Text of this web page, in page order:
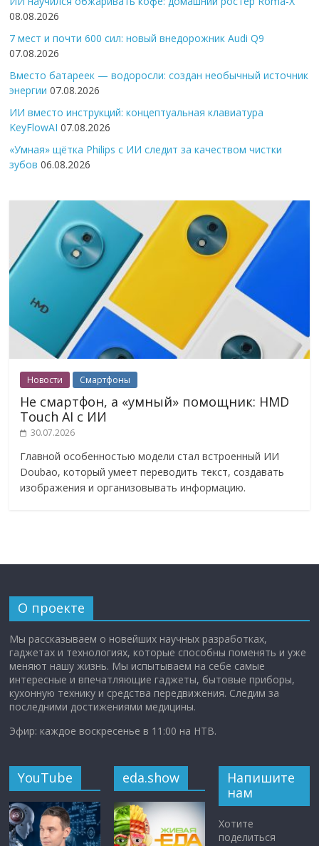
08.08.2026
7 мест и почти 600 сил: новый внедорожник Audi Q9
07.08.2026
Вместо батареек — водоросли: создан необычный источник
энергии 07.08.2026
ИИ вместо инструкций: концептуальная клавиатура
KeyFlowAI 07.08.2026
«Умная» щётка Philips с ИИ следит за качеством чистки
зубов 06.08.2026
Новости Смартфоны
Не смартфон, а «умный» помощник: HMD
Touch AI с ИИ
30.07.2026
Главной особенностью модели стал встроенный ИИ
Doubao, который умеет переводить текст, создавать
изображения и организовывать информацию.
О проекте
Мы рассказываем о новейших научных разработках,
гаджетах и технологиях, которые способны поменять и уже
меняют нашу жизнь. Мы испытываем на себе самые
интересные и впечатляющие гаджеты, бытовые приборы,
кухонную технику и средства передвижения. Следим за
последними достижениями медицины.
Эфир: каждое воскресенье в 11:00 на НТВ.
YouTube eda.show
Напишите
нам
Хотите
поделиться